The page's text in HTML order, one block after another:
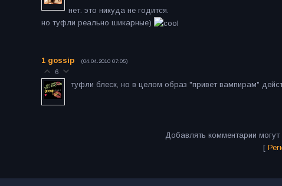
нет. это никуда не годится.
но туфли реально шикарные)
1 gossip (04.04.2010 07:05)
6
туфли блеск, но в целом образ "привет вампирам"
Добавлять комментарии могут
[